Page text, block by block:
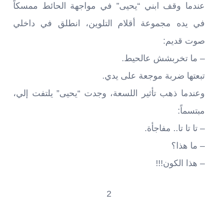
عندما وقف ابني “يحيى” في مواجهة الحائط ممسكاً
في يده مجموعة أقلام التلوين، انطلق في داخلي
صوت قديم:
– ما تخربشش عالحيط.
تبعتها ضربة موجعة على يدي.
وعندما ذهب تأثير اللسعة، وجدت “يحيى” يلتفت إلي،
مبتسماً:
– تا تا تا.. مفاجأة.
– ما هذا؟
– هذا الكون!!!
2